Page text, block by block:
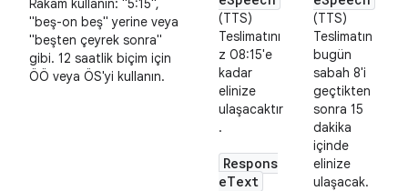
Rakam kullanın: "5:15",
"beş-on beş" yerine veya
"beşten çeyrek sonra"
gibi. 12 saatlik biçim için
ÖÖ veya ÖS'yi kullanın.
(TTS)
Teslimatını
z 08:15'e
kadar
elinize
ulaşacaktır
.
Respons
eText
(TTS)
Teslimatın
bugün
sabah 8'i
geçtikten
sonra 15
dakika
içinde
elinize
ulaşacak.